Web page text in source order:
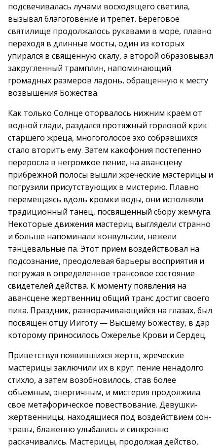
подсвечивалась лучами восходящего светила,
вызывал благоговение и трепет. Береговое
святилище продолжалось рукавами в море, плавно
переходя в длинные мосты, один из которых
упирался в священную скалу, а второй образовывал
закругленный трамплин, напоминающий
громадных размеров ладонь, обращенную к месту
возвышения Божества.
Как только Солнце оторвалось нижним краем от
водной глади, раздался протяжный горловой крик
старшего жреца, многоголосое эхо собравшихся
стало вторить ему. Затем какофония постепенно
переросла в негромкое пение, на авансцену
прибрежной полосы вышли жреческие мастерицы и
погрузили присутствующих в мистерию. Плавно
перемещаясь вдоль кромки воды, они исполняли
традиционный танец, посвященный сбору жемчуга.
Некоторые движения мастериц выглядели странно
и больше напоминали конвульсии, нежели
танцевальные па. Этот прием воздействовал на
подсознание, преодолевая барьеры восприятия и
погружая в определенное трансовое состояние
свидетелей действа. К моменту появления на
авансцене жертвенниц общий транс достиг своего
пика. Праздник, разворачивающийся на глазах, был
посвящен отцу Ииготу — Высшему Божеству, в дар
которому приносилось Ожерелье Крови и Сердец.
Приветствуя появившихся жертв, жреческие
мастерицы заключили их в круг: пение ненадолго
стихло, а затем возобновилось, став более
объемным, энергичным, и мистерия продолжила
свое метафорическое повествование. Девушки-
жертвенницы, находящиеся под воздействием сон-
травы, блаженно улыбались и синхронно
раскачивались. Мастерицы, продолжая действо,